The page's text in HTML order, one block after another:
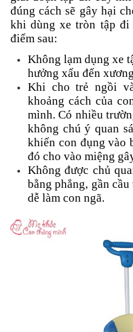
đúng cách sẽ gây hại
khi dùng xe tròn tập đi
điểm sau:
Không lạm dụng xe
hưởng xấu đến
Khi cho trẻ ngồi
khoảng cách của
mình. Có nhiều
không chú ý quan
khiến con đụng vào
đó cho vào miệng
Không được chủ
bằng phẳng, gần
dễ làm con ngã.